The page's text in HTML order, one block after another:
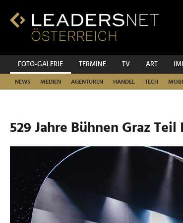
Inhalt
Fußzeilen-
Hauptnavigation
FOTO-GALERIE TERMINE TV ART
NEWS MEDIEN AGENTUREN HANDEL TECH
529 Jahre Bühnen Graz Teil II